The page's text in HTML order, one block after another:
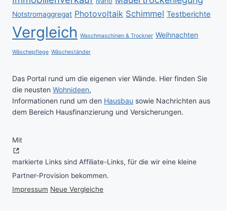
Notstromaggregat Photovoltaik Schimmel Testberichte
Vergleich Waschmaschinen & Trockner Weihnachten
Wäschepflege Wäscheständer
Das Portal rund um die eigenen vier Wände. Hier finden Sie
die neusten Wohnideen,
Informationen rund um den Hausbau sowie Nachrichten aus
dem Bereich Hausfinanzierung und Versicherungen.
Mit
markierte Links sind Affiliate-Links, für die wir eine kleine
Partner-Provision bekommen.
Impressum Neue Vergleiche